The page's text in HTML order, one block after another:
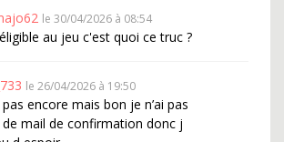
le 30/04/2026 à 08:54
au jeu c'est quoi ce truc ?
le 26/04/2026 à 19:50
encore mais bon je n’ai pas
de mail de confirmation donc j